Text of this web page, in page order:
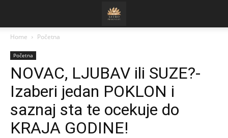
Home Početna
Početna
NOVAC, LJUBAV ili SUZE?-
Izaberi jedan POKLON i
saznaj sta te ocekuje do
KRAJA GODINE!